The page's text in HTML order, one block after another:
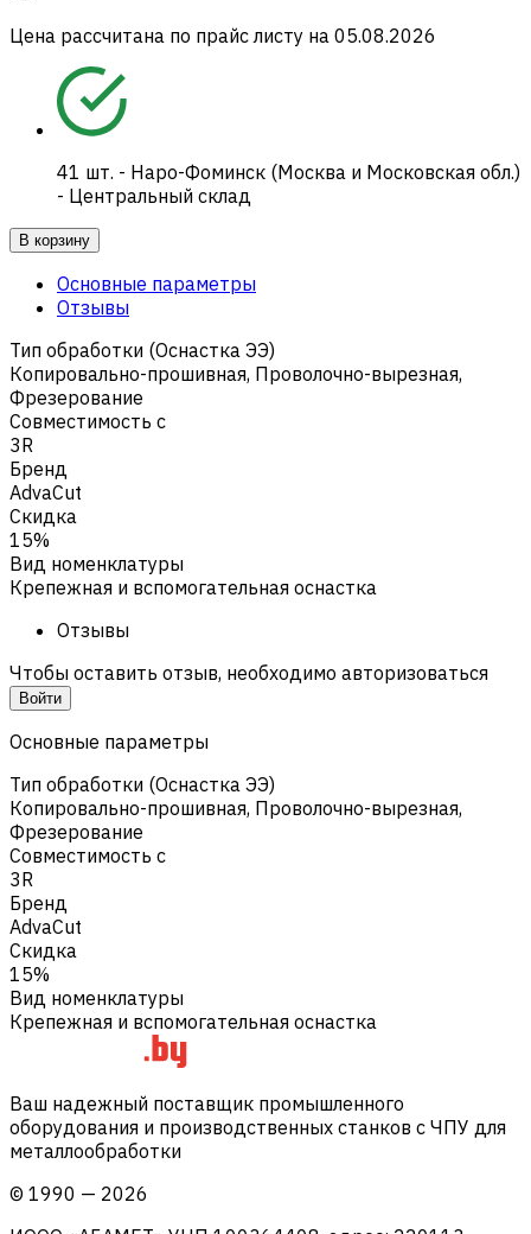
Цена рассчитана по прайс листу на 05.08.2026
41 шт. - Наро-Фоминск (Москва и Московская обл.)
- Центральный склад
В корзину
Основные параметры
Отзывы
Тип обработки (Оснастка ЭЭ)
Копировально-прошивная, Проволочно-вырезная,
Фрезерование
Совместимость с
3R
Бренд
AdvaCut
Скидка
15%
Вид номенклатуры
Крепежная и вспомогательная оснастка
Отзывы
Чтобы оставить отзыв, необходимо авторизоваться
Войти
Основные параметры
Тип обработки (Оснастка ЭЭ)
Копировально-прошивная, Проволочно-вырезная,
Фрезерование
Совместимость с
3R
Бренд
AdvaCut
Скидка
15%
Вид номенклатуры
Крепежная и вспомогательная оснастка
Ваш надежный поставщик промышленного
оборудования и производственных станков с ЧПУ для
металлообработки
© 1990 — 2026